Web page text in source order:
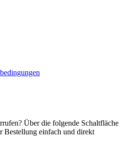
Über die folgende Schaltfläche
Bestellung einfach und direkt